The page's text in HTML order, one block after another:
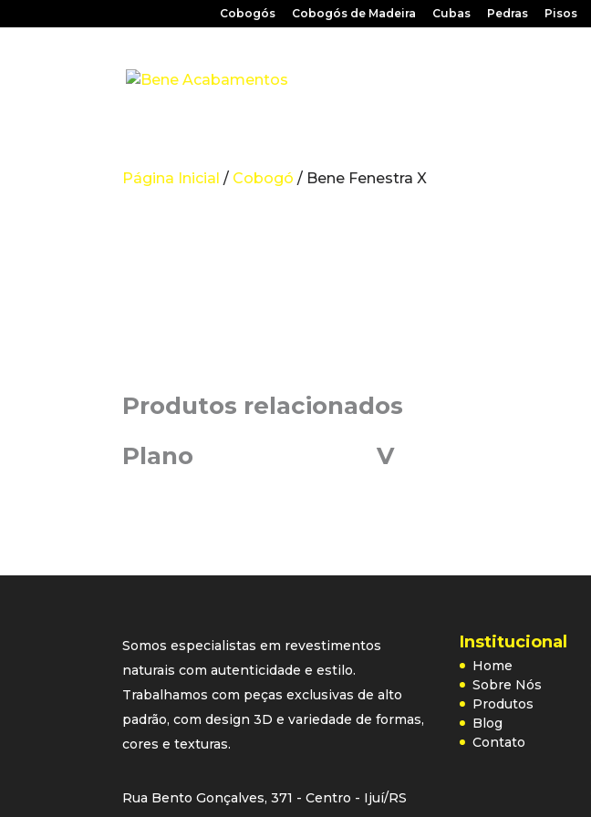
Cobogós Cobogós de Madeira Cubas Pedras Pisos
Página Inicial / Cobogó / Bene Fenestra X
Produtos relacionados
Plano
V
Somos especialistas em revestimentos
naturais com autenticidade e estilo.
Trabalhamos com peças exclusivas de alto
padrão, com design 3D e variedade de formas,
cores e texturas.
Rua Bento Gonçalves, 371 - Centro - Ijuí/RS
Institucional
Home
Sobre Nós
Produtos
Blog
Contato